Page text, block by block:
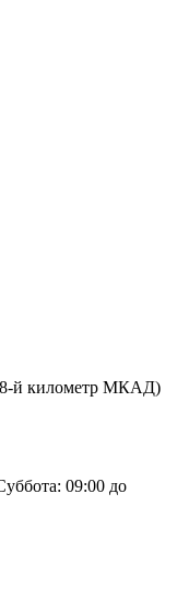
й километр МКАД)
09:00 до